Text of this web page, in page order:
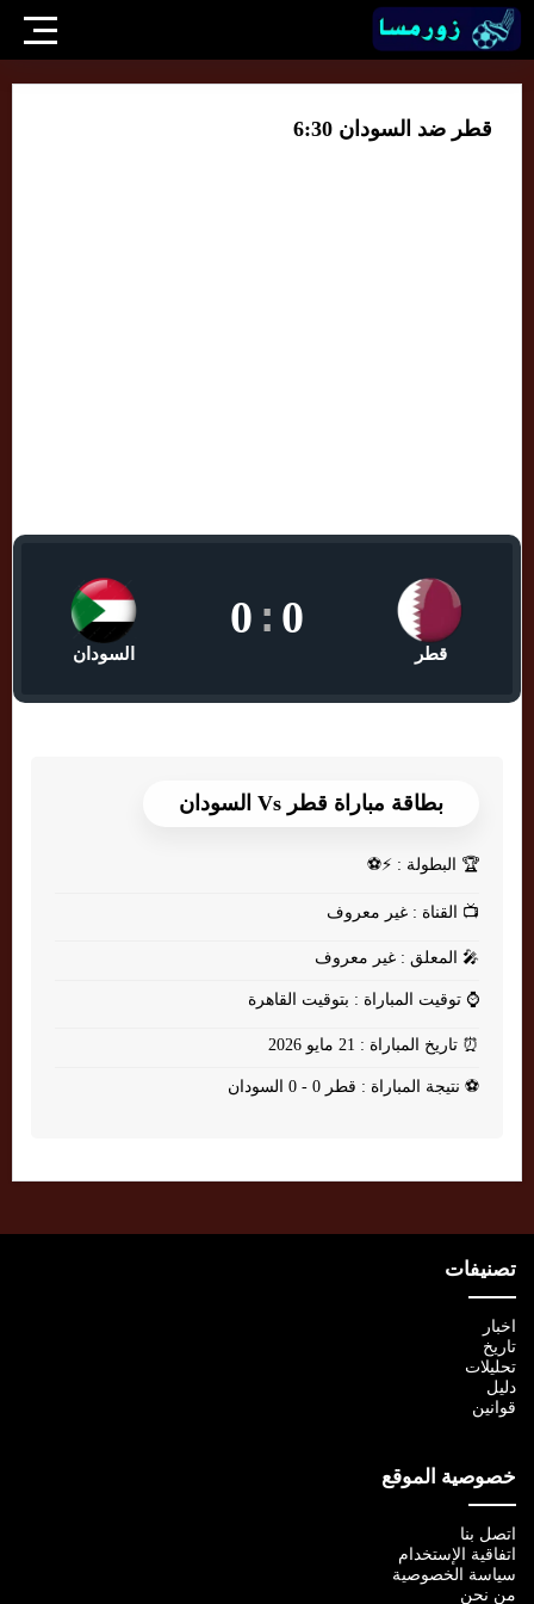
قطر ضد السودان 6:30
قطر
0
:
0
السودان
بطاقة مباراة قطر Vs السودان
🏆 البطولة : ⚡⚽
📺 القناة : غير معروف
🎤 المعلق : غير معروف
⌚ توقيت المباراة : بتوقيت القاهرة
⏰ تاريخ المباراة : 21 مايو 2026
⚽ نتيجة المباراة : قطر 0 - 0 السودان
تصنيفات
اخبار
تاريخ
تحليلات
دليل
قوانين
خصوصية الموقع
اتصل بنا
اتفاقية الإستخدام
سياسة الخصوصية
من نحن